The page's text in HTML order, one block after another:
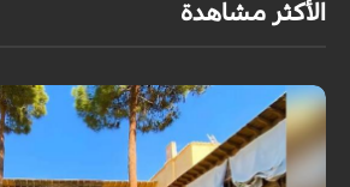
الأكثر مشاهدة